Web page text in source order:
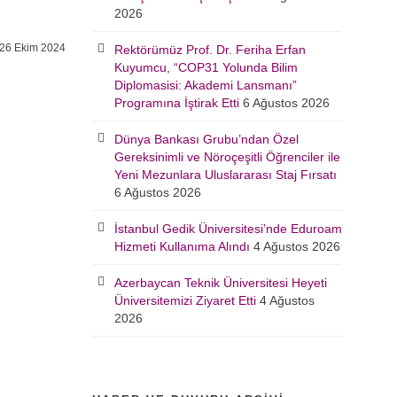
26 Ekim 2024
2026
Rektörümüz Prof. Dr. Feriha Erfan
Kuyumcu, “COP31 Yolunda Bilim
Diplomasisi: Akademi Lansmanı”
Programına İştirak Etti 6 Ağustos 2026
Dünya Bankası Grubu’ndan Özel
Gereksinimli ve Nöroçeşitli Öğrenciler ile
Yeni Mezunlara Uluslararası Staj Fırsatı
6 Ağustos 2026
İstanbul Gedik Üniversitesi’nde Eduroam
Hizmeti Kullanıma Alındı 4 Ağustos 2026
Azerbaycan Teknik Üniversitesi Heyeti
Üniversitemizi Ziyaret Etti 4 Ağustos
2026